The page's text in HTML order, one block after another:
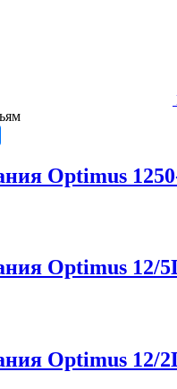
Optimus
Optimus 12/
Optimus 12/